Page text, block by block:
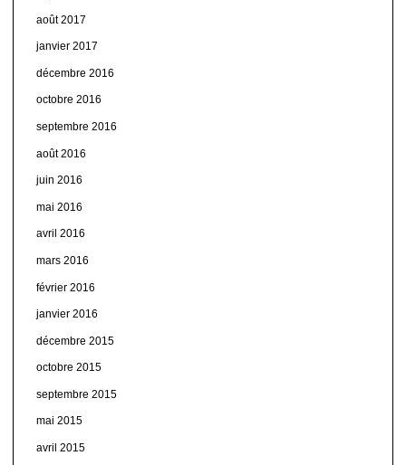
août 2017
janvier 2017
décembre 2016
octobre 2016
septembre 2016
août 2016
juin 2016
mai 2016
avril 2016
mars 2016
février 2016
janvier 2016
décembre 2015
octobre 2015
septembre 2015
mai 2015
avril 2015